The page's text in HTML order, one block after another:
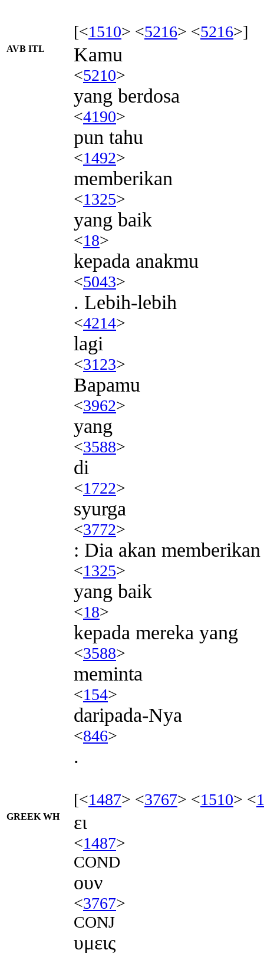
[<1510> <5216> <5216>]
AVB ITL Kamu
<5210>
yang berdosa
<4190>
pun tahu
<1492>
memberikan
<1325>
yang baik
<18>
kepada anakmu
<5043>
. Lebih-lebih
<4214>
lagi
<3123>
Bapamu
<3962>
yang
<3588>
di
<1722>
syurga
<3772>
: Dia akan memberikan
<1325>
yang baik
<18>
kepada mereka yang
<3588>
meminta
<154>
daripada-Nya
<846>
.
[<1487> <3767> <1510> <
GREEK WH ει
<1487>
COND
ουν
<3767>
CONJ
υμεις